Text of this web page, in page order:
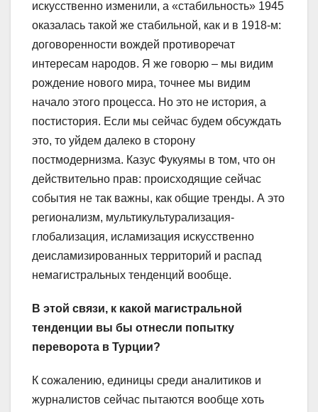
искусственно изменили, а «стабильность» 1945
оказалась такой же стабильной, как и в 1918-м:
договоренности вождей противоречат
интересам народов. Я же говорю – мы видим
рождение нового мира, точнее мы видим
начало этого процесса. Но это не история, а
постистория. Если мы сейчас будем обсуждать
это, то уйдем далеко в сторону
постмодернизма. Казус Фукуямы в том, что он
действительно прав: происходящие сейчас
события не так важны, как общие тренды. А это
регионализм, мультикультурализация-
глобализация, исламизация искусственно
деисламизированных территорий и распад
немагистральных тенденций вообще.
В этой связи, к какой магистральной
тенденции вы бы отнесли попытку
переворота в Турции?
К сожалению, единицы среди аналитиков и
журналистов сейчас пытаются вообще хоть